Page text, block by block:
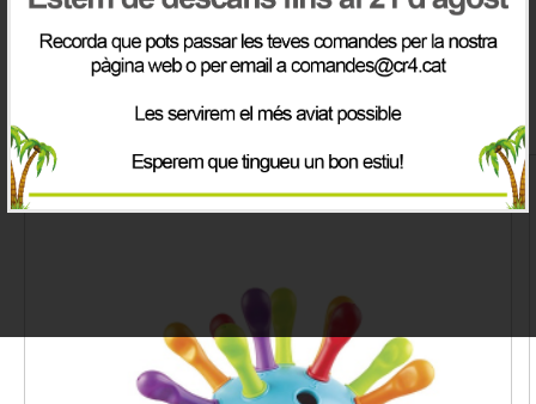
IVA inclòs
Productes de la mateix categoria